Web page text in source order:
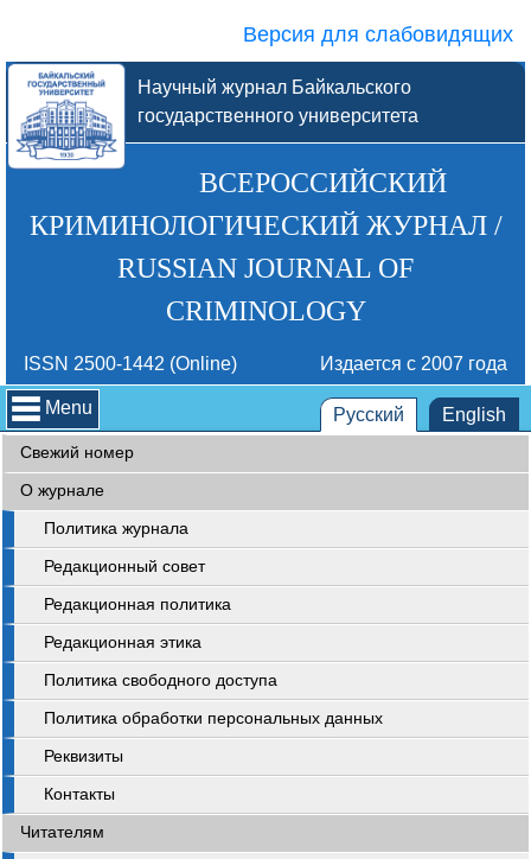
Версия для слабовидящих
Научный журнал Байкальского
государственного университета
ВСЕРОССИЙСКИЙ
КРИМИНОЛОГИЧЕСКИЙ ЖУРНАЛ /
RUSSIAN JOURNAL OF
CRIMINOLOGY
ISSN 2500-1442 (Online) Издается с 2007 года
Menu Русский English
Свежий номер
О журнале
Политика журнала
Редакционный совет
Редакционная политика
Редакционная этика
Политика свободного доступа
Политика обработки персональных данных
Реквизиты
Контакты
Читателям